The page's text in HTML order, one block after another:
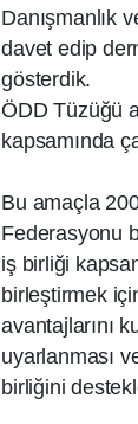
Danışmanlık
davet edip
gösterdik.
ÖDD Tüzüğü
kapsamında
Bu amaçla
Federasyonu
iş birliği
birleştirmek
avantajlarını
uyarlanması
birliğini